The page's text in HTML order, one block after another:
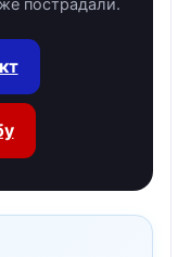
пострадали.